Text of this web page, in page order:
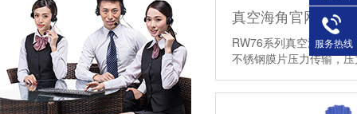
RW76系列真空海角官网首
不锈钢膜片压力传输，压力
服务热线